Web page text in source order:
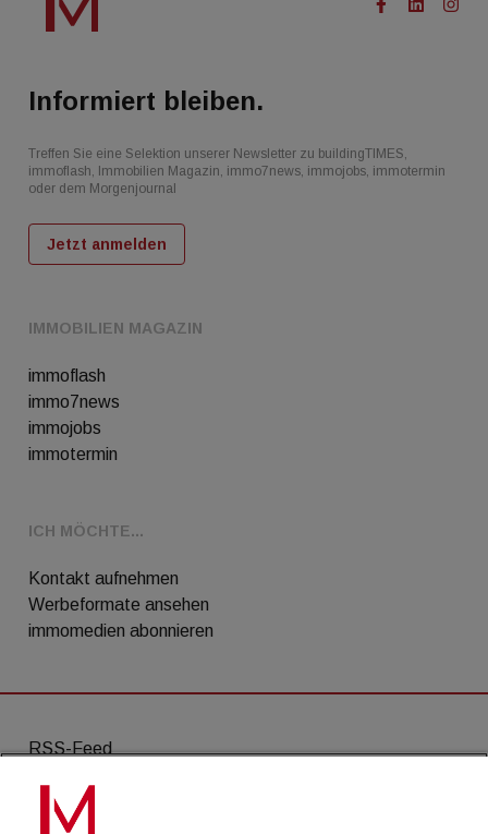
IMMOBILIEN MAGAZIN
immoflash
immo7news
immojobs
immotermin
ICH MÖCHTE...
Kontakt aufnehmen
Werbeformate ansehen
immomedien abonnieren
Informiert bleiben.
Treffen Sie eine Selektion unserer Newsletter zu buildingTIMES,
immoflash, Immobilien Magazin, immo7news, immojobs, immotermin
oder dem Morgenjournal
Jetzt anmelden
RSS-Feed
AGB
Datenschutz